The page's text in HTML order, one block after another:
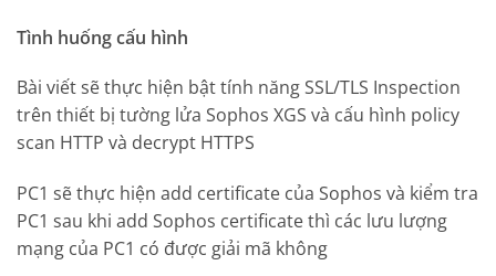
Tình huống cấu hình
Bài viết sẽ thực hiện bật tính năng SSL/TLS Inspection
trên thiết bị tường lửa Sophos XGS và cấu hình policy
scan HTTP và decrypt HTTPS
PC1 sẽ thực hiện add certificate của Sophos và kiểm tra
PC1 sau khi add Sophos certificate thì các lưu lượng
mạng của PC1 có được giải mã không